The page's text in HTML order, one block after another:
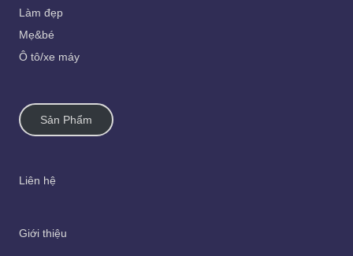
Làm đẹp
Mẹ&bé
Ô tô/xe máy
Sản Phẩm
Liên hệ
Giới thiệu